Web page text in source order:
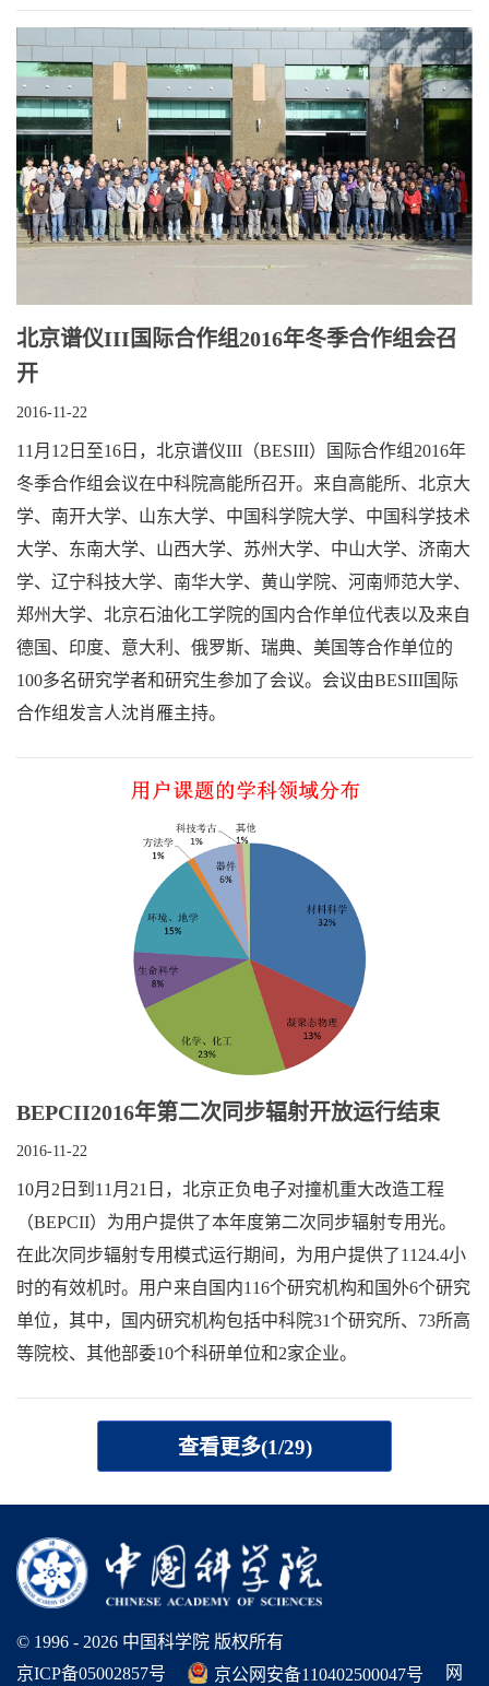
北京谱仪III国际合作组2016年冬季合作组会召
开
2016-11-22
11月12日至16日，北京谱仪III（BESIII）国际合作组2016年
冬季合作组会议在中科院高能所召开。来自高能所、北京大
学、南开大学、山东大学、中国科学院大学、中国科学技术
大学、东南大学、山西大学、苏州大学、中山大学、济南大
学、辽宁科技大学、南华大学、黄山学院、河南师范大学、
郑州大学、北京石油化工学院的国内合作单位代表以及来自
德国、印度、意大利、俄罗斯、瑞典、美国等合作单位的
100多名研究学者和研究生参加了会议。会议由BESIII国际
合作组发言人沈肖雁主持。
BEPCII2016年第二次同步辐射开放运行结束
2016-11-22
10月2日到11月21日，北京正负电子对撞机重大改造工程
（BEPCII）为用户提供了本年度第二次同步辐射专用光。
在此次同步辐射专用模式运行期间，为用户提供了1124.4小
时的有效机时。用户来自国内116个研究机构和国外6个研究
单位，其中，国内研究机构包括中科院31个研究所、73所高
等院校、其他部委10个科研单位和2家企业。
查看更多(1/29)
© 1996 - 2026 中国科学院 版权所有
京ICP备05002857号
京公网安备110402500047号
网